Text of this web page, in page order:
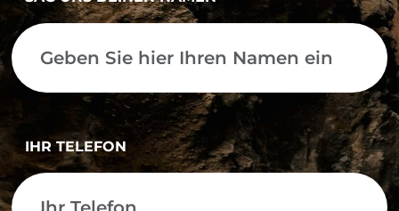
IHR TELEFON